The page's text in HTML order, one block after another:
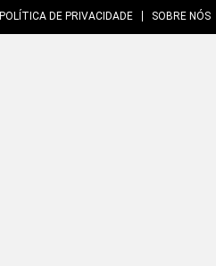
POLÍTICA DE PRIVACIDADE SOBRE NÓS